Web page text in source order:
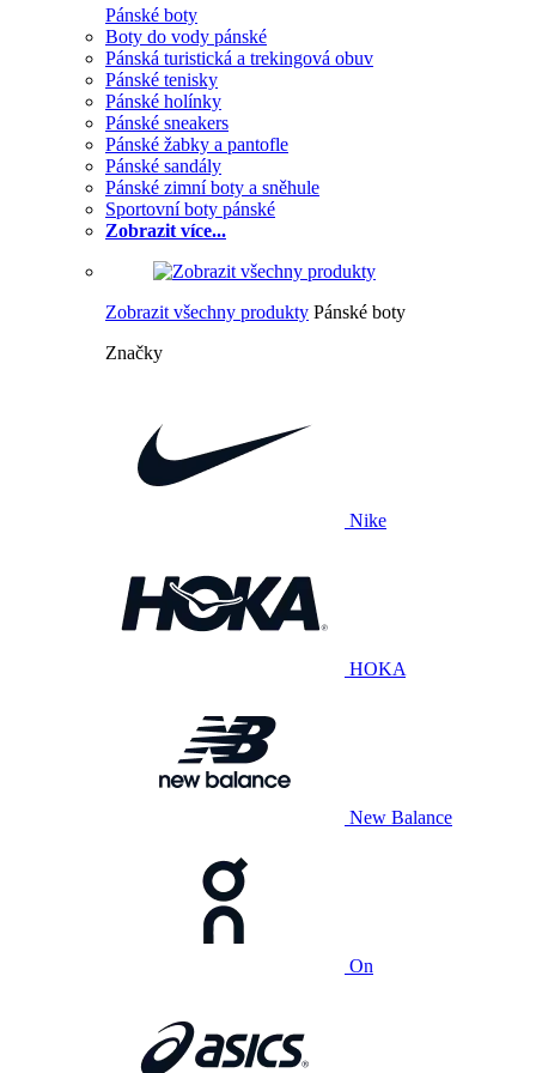
Pánské boty
Boty do vody pánské
Pánská turistická a trekingová obuv
Pánské tenisky
Pánské holínky
Pánské sneakers
Pánské žabky a pantofle
Pánské sandály
Pánské zimní boty a sněhule
Sportovní boty pánské
Zobrazit více...
Zobrazit všechny produkty Pánské boty
Značky
Nike
HOKA
New Balance
On